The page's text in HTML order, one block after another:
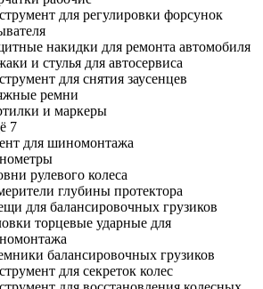
для регулировки форсунок
накидки для ремонта автомобиля
и стулья для автосервиса
для снятия заусенцев
ремни
и маркеры
7
для шиномонтажа
рулевого колеса
глубины протектора
для балансировочных грузиков
торцевые ударные для
балансировочных грузиков
для секреток колес